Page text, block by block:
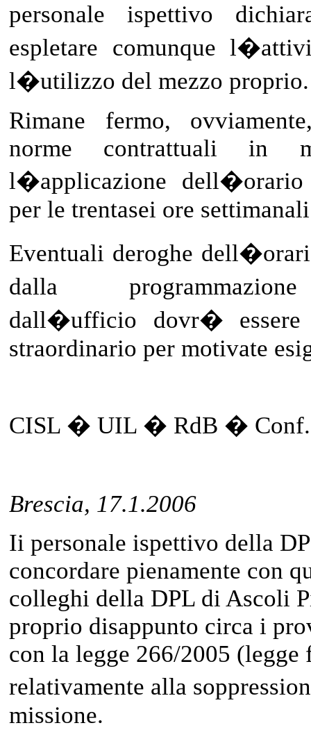
personale ispettivo
espletare comunque
l�utilizzo del mezzo proprio.
Rimane fermo,
norme contrattuali in
l�applicazione
per le trentasei ore
Eventuali deroghe
dalla
dall�ufficio dovr� essere
straordinario per motivate
CISL � UIL � RdB �
Brescia, 17.1.2006
Ii personale ispettivo della
concordare pienamente con
colleghi della DPL di Ascoli
proprio disappunto circa i
con la legge 266/2005
relativamente alla
missione.